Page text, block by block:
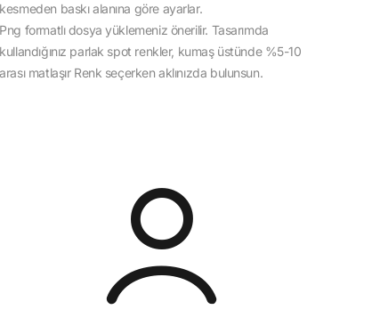
kesmeden baskı alanına göre ayarlar.
Png formatlı dosya yüklemeniz önerilir. Tasarımda
kullandığınız parlak spot renkler, kumaş üstünde %5-10
arası matlaşır Renk seçerken aklınızda bulunsun.